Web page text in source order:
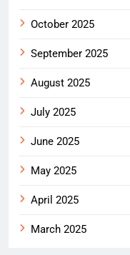
October 2025
September 2025
August 2025
July 2025
June 2025
May 2025
April 2025
March 2025